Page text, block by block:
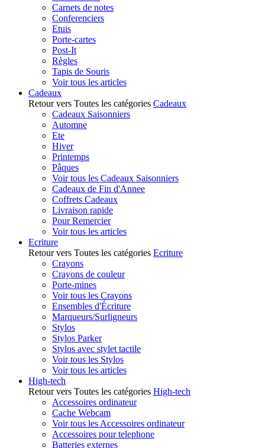
Carnets de notes
Conferenciers
Etuis
Porte-cartes
Post-It
Règles
Tapis de Souris
Voir tous les articles
Cadeaux
Retour vers Toutes les catégories Cadeaux
Cadeaux Saisonniers
Automne
Ete
Hiver
Printemps
Pâques
Voir tous les Cadeaux Saisonniers
Cadeaux de Fin d'Annee
Coffrets Cadeaux
Livraison rapide
Pour Remercier
Voir tous les articles
Ecriture
Retour vers Toutes les catégories Ecriture
Crayons
Crayons de couleur
Porte-mines
Voir tous les Crayons
Ensembles d'Écriture
Marqueurs/Surligneurs
Stylos
Stylos Parker
Stylos avec stylet tactile
Voir tous les Stylos
Voir tous les articles
High-tech
Retour vers Toutes les catégories High-tech
Accessoires ordinateur
Cache Webcam
Voir tous les Accessoires ordinateur
Accessoires pour telephone
Batteries externes